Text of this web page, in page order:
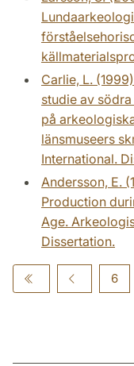
Carlie, L.
studie av
på
länsmuseers
International.
Andersson, E.
Production
Age.
Dissertation.
6